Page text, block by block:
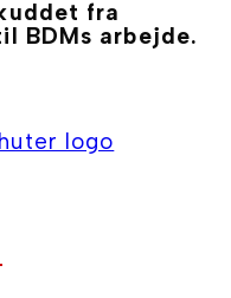
fra
BDMs arbejde.